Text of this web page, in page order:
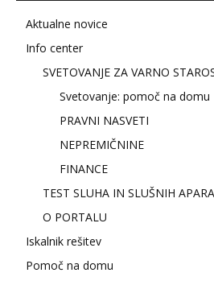
Aktualne novice
Info center
SVETOVANJE ZA VARNO
Svetovanje: pomoč na domu
PRAVNI NASVETI
NEPREMIČNINE
FINANCE
TEST SLUHA IN SLUŠNIH
O PORTALU
Iskalnik rešitev
Pomoč na domu